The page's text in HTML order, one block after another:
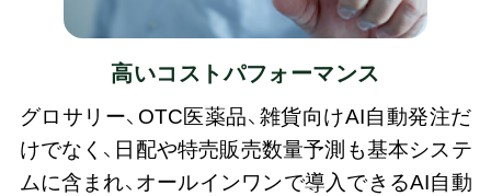
高いコストパフォーマンス
グロサリー、OTC医薬品、雑貨向けAI自動発注だ
けでなく、日配や特売販売数量予測も基本システ
ムに含まれ、オールインワンで導入できるAI自動